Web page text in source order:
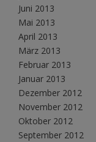
Juni 2013
Mai 2013
April 2013
März 2013
Februar 2013
Januar 2013
Dezember 2012
November 2012
Oktober 2012
September 2012